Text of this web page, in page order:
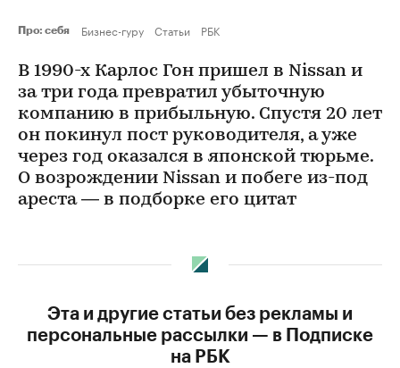
Про: себя Бизнес-гуру Статьи РБК
В 1990-х Карлос Гон пришел в Nissan и
за три года превратил убыточную
компанию в прибыльную. Спустя 20 лет
он покинул пост руководителя, а уже
через год оказался в японской тюрьме.
О возрождении Nissan и побеге из-под
ареста — в подборке его цитат
Эта и другие статьи без рекламы и
персональные рассылки — в Подписке
на РБК